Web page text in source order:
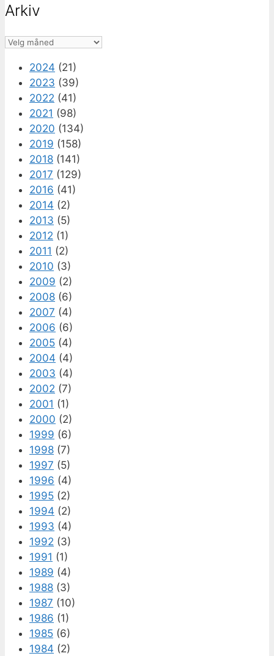
Arkiv
Arkiv
2024 (21)
2023 (39)
2022 (41)
2021 (98)
2020 (134)
2019 (158)
2018 (141)
2017 (129)
2016 (41)
2014 (2)
2013 (5)
2012 (1)
2011 (2)
2010 (3)
2009 (2)
2008 (6)
2007 (4)
2006 (6)
2005 (4)
2004 (4)
2003 (4)
2002 (7)
2001 (1)
2000 (2)
1999 (6)
1998 (7)
1997 (5)
1996 (4)
1995 (2)
1994 (2)
1993 (4)
1992 (3)
1991 (1)
1989 (4)
1988 (3)
1987 (10)
1986 (1)
1985 (6)
1984 (2)